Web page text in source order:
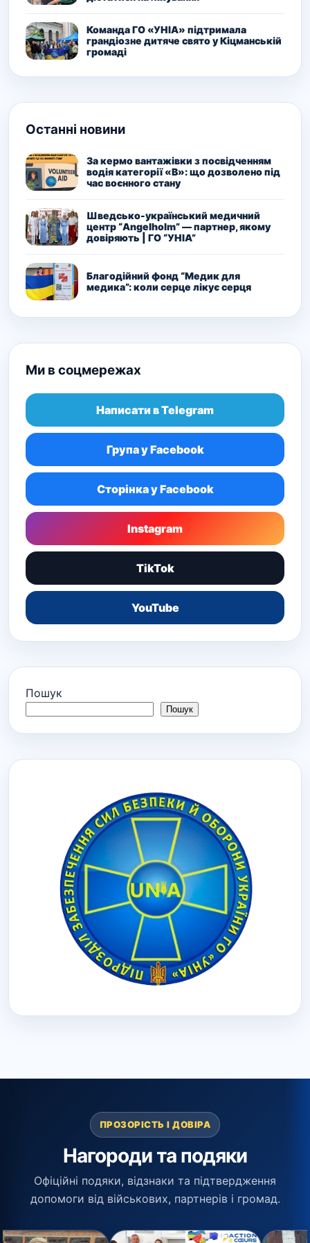
Команда ГО «УНІА» підтримала
грандіозне дитяче свято у Кіцманській
громаді
Останні новини
За кермо вантажівки з посвідченням
водія категорії «В»: що дозволено під
час воєнного стану
Шведсько-український медичний
центр “Angelholm” — партнер, якому
довіряють | ГО “УНІА”
Благодійний фонд “Медик для
медика”: коли серце лікує серця
Ми в соцмережах
Написати в Telegram
Група у Facebook
Сторінка у Facebook
Instagram
TikTok
YouTube
Пошук
Пошук
ПРОЗОРІСТЬ І ДОВІРА
Нагороди та подяки
Офіційні подяки, відзнаки та підтвердження
допомоги від військових, партнерів і громад.